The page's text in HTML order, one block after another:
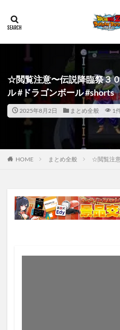
☆閲覧注意〜伝説降臨祭３
ル #ドラゴンボール #shorts
2025年8月2日 まとめ全般 1
HOME まとめ全般 ☆閲覧注